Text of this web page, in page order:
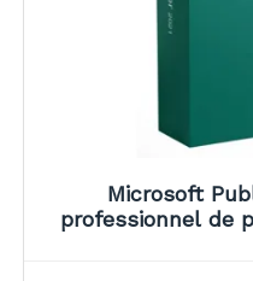
Microsoft
professionnel de